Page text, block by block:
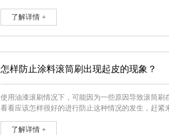
了解详情 +
怎样防止涂料滚筒刷出现起皮的现象？
使用油漆滚刷情况下，可能因为一些原因导致滚筒
看看应该怎样很好的进行防止这种情况的发生，赶紧来分析下吧！ 1、在非载重墙体上布贴，可以试着应用较好的
艺，节约大量的时间和精
了解详情 +